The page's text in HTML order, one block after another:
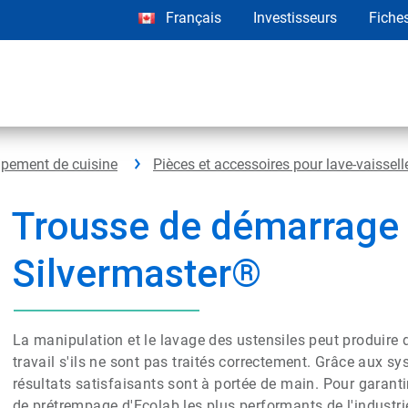
Français Investisseurs
de cuisine Pièces et accessoires pour lave-
Trousse de démarrage
Silvermaster®
La manipulation et le lavage des ustensiles peut produire
travail s'ils ne sont pas traités correctement. Grâce aux
résultats satisfaisants sont à portée de main. Pour